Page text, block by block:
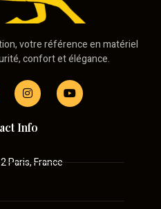
votre référence en matériel
confort et élégance.
Info
Paris, France